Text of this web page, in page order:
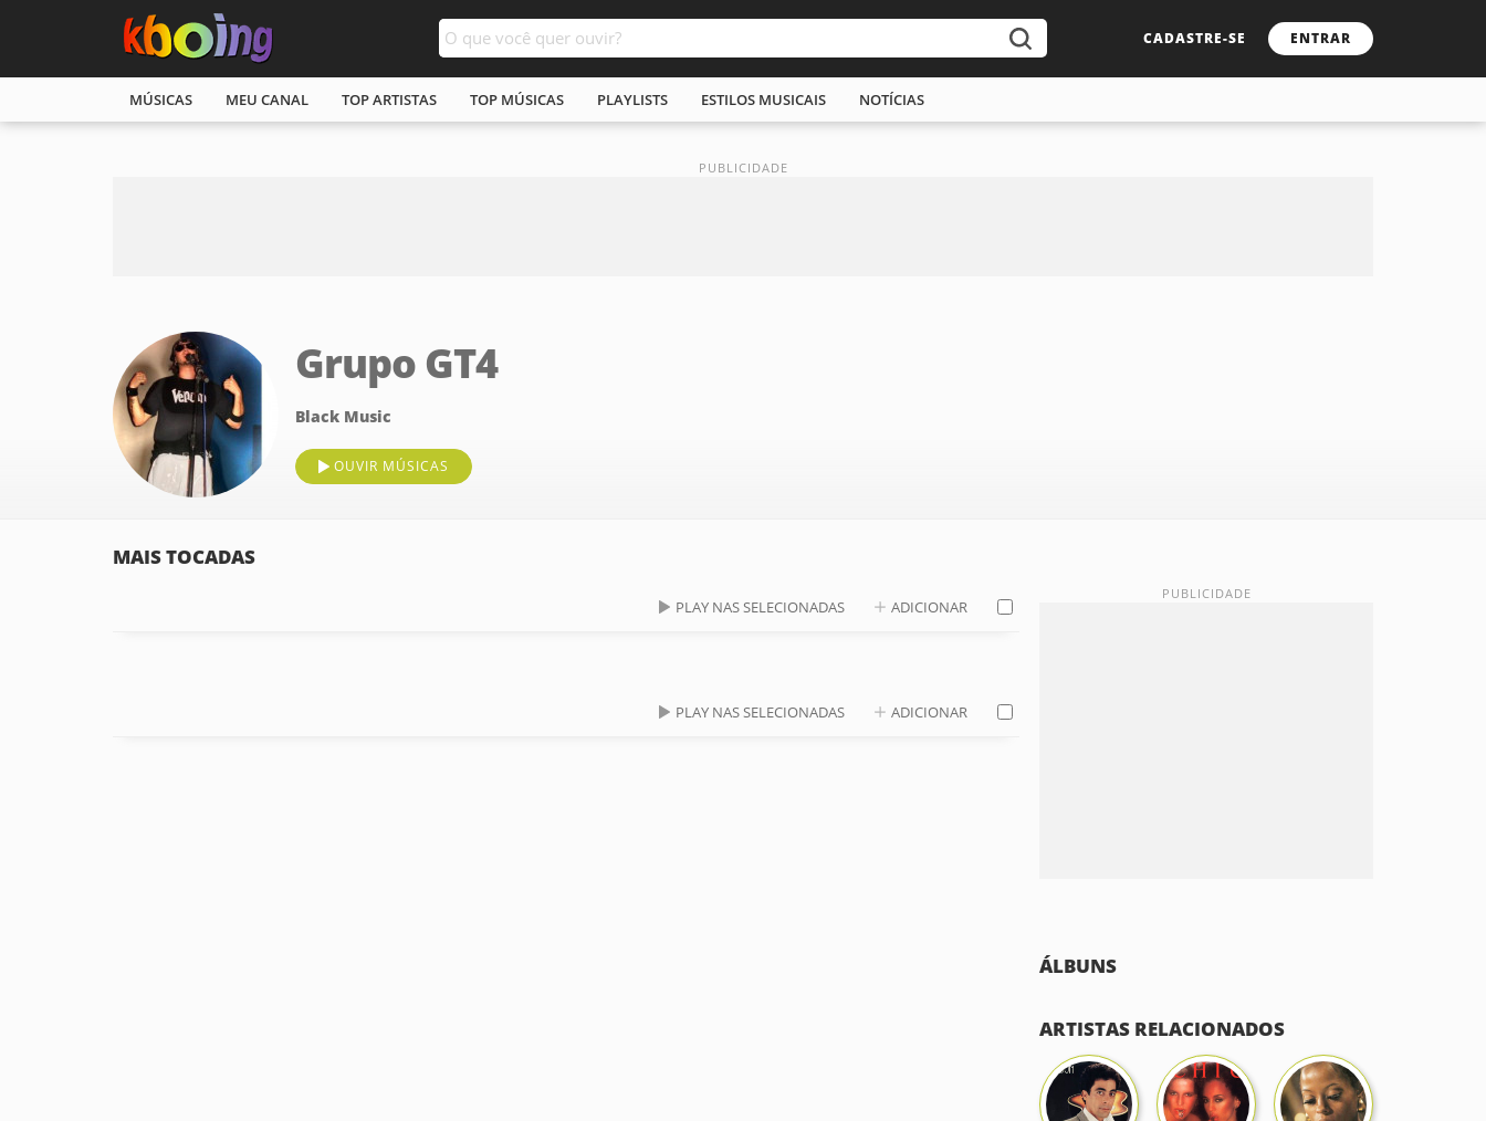
CADASTRE-SE ENTRAR
MÚSICAS MEU CANAL TOP ARTISTAS TOP MÚSICAS PLAYLISTS ESTILOS MUSICAIS NOTÍCIAS
Grupo GT4
Black Music
OUVIR MÚSICAS
MAIS TOCADAS
PLAY NAS SELECIONADAS ADICIONAR
PLAY NAS SELECIONADAS ADICIONAR
ÁLBUNS
ARTISTAS RELACIONADOS